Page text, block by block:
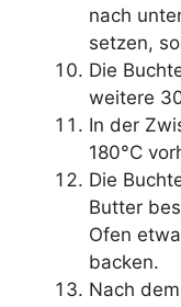
nach
setzen,
Die
weitere
In der
180°C
Die
Butter
Ofen
backen.
Nach